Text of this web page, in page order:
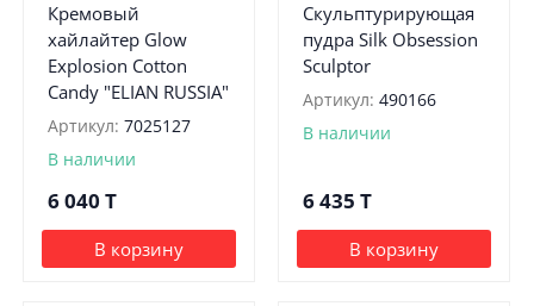
Кремовый
хайлайтер Glow
Explosion Cotton
Candy "ELIAN RUSSIA"
Артикул: 7025127
В наличии
6 040 T
В корзину
Скульптурирующая
пудра Silk Obsession
Sculptor
Артикул: 490166
В наличии
6 435 T
В корзину